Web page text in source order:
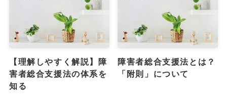
【理解しやすく解説】障
害者総合支援法の体系を
知る
障害者総合支援法とは？
「附則」について